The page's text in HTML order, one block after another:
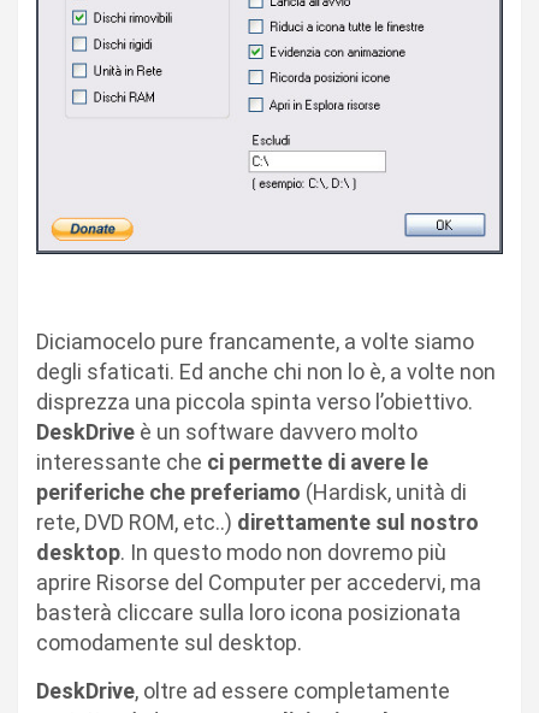
Diciamocelo pure francamente, a volte siamo
degli sfaticati. Ed anche chi non lo è, a volte non
disprezza una piccola spinta verso l’obiettivo.
DeskDrive è un software davvero molto
interessante che ci permette di avere le
periferiche che preferiamo (Hardisk, unità di
rete, DVD ROM, etc..) direttamente sul nostro
desktop. In questo modo non dovremo più
aprire Risorse del Computer per accedervi, ma
basterà cliccare sulla loro icona posizionata
comodamente sul desktop.
DeskDrive, oltre ad essere completamente